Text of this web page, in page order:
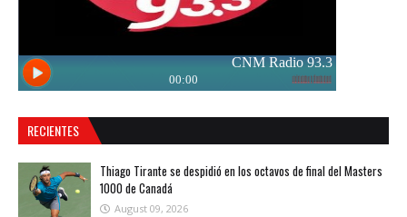
RECIENTES
Thiago Tirante se despidió en los octavos de final del Masters
1000 de Canadá
August 09, 2026